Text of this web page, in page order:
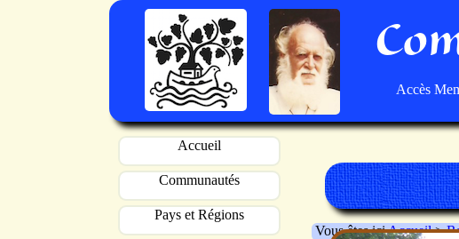
Accès
Accueil
Communautés
Pays et Régions
Vous êtes iciAccueil>